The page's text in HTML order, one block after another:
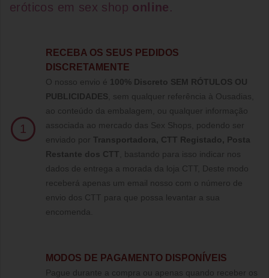
eróticos em sex shop online.
1
RECEBA OS SEUS PEDIDOS
DISCRETAMENTE
O nosso envio é 100% Discreto SEM RÓTULOS OU
PUBLICIDADES , sem qualquer referência à Ousadias,
ao conteúdo da embalagem, ou qualquer informação
associada ao mercado das Sex Shops, podendo ser
enviado por Transportadora, CTT Registado, Posta
Restante dos CTT , bastando para isso indicar nos
dados de entrega a morada da loja CTT, Deste modo
receberá apenas um email nosso com o número de
envio dos CTT para que possa levantar a sua
encomenda.
MODOS DE PAGAMENTO DISPONÍVEIS
Pague durante a compra ou apenas quando receber os